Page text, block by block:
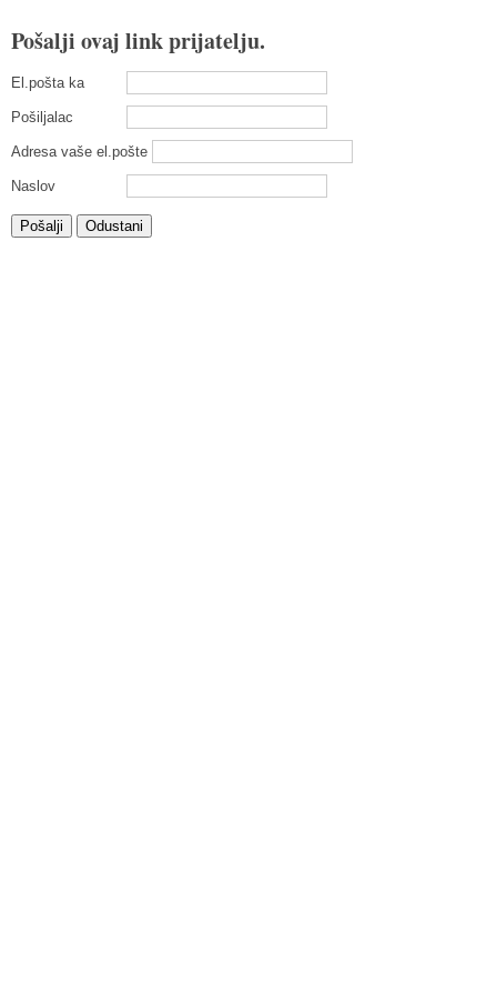
Pošalji ovaj link prijatelju.
El.pošta ka
Pošiljalac
Adresa vaše el.pošte
Naslov
Pošalji Odustani